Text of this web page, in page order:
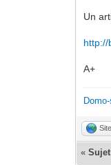
Un
http://
A+
«